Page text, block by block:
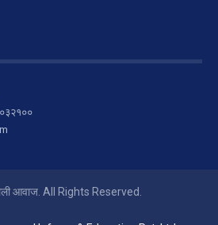
आवाज. All Rights Reserved.